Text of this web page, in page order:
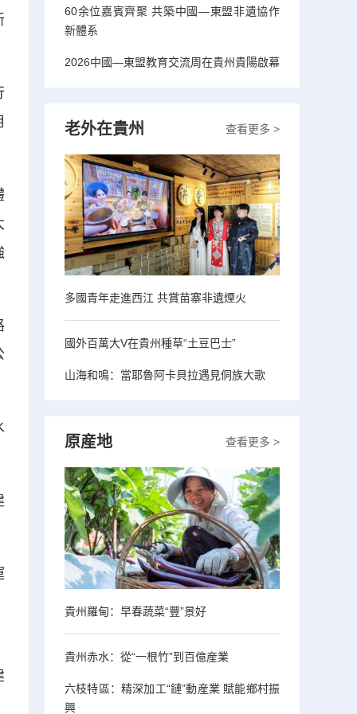
60余位嘉賓齊聚 共築中國—東盟非遺協作
新體系
2026中國—東盟教育交流周在貴州貴陽啟幕
查看更多 >
老外在貴州
多國青年走進西江 共賞苗寨非遺煙火
國外百萬大V在貴州種草“土豆巴士”
山海和鳴：當耶魯阿卡貝拉遇見侗族大歌
查看更多 >
原産地
貴州羅甸：早春蔬菜“豐”景好
貴州赤水：從“一根竹”到百億産業
六枝特區：精深加工“鏈”動産業 賦能鄉村振
興